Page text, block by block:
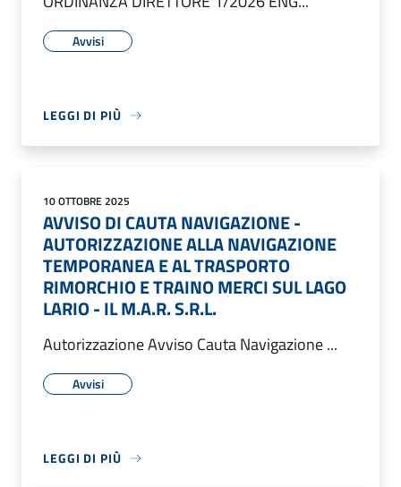
Avvisi
LEGGI DI PIÙ
10 OTTOBRE 2025
AVVISO DI CAUTA NAVIGAZIONE -
AUTORIZZAZIONE ALLA NAVIGAZIONE
TEMPORANEA E AL TRASPORTO
RIMORCHIO E TRAINO MERCI SUL LAGO
LARIO - IL M.A.R. S.R.L.
Autorizzazione Avviso Cauta Navigazione ...
Avvisi
LEGGI DI PIÙ